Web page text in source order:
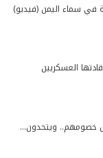
في سماء اليمن (فيديو)
العسكريين
كل خصومهم.. ويتحدون…